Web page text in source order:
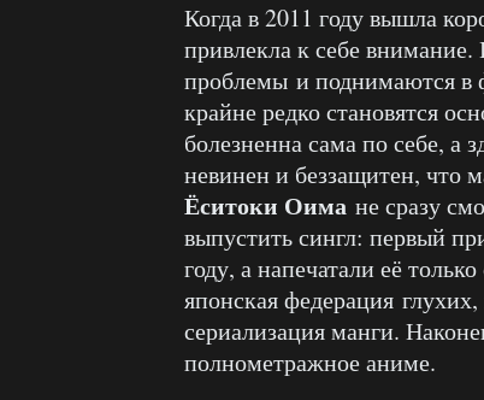
Когда в 2011 году вышла
привлекла к себе
проблемы и поднимаются в
крайне редко становятся
болезненна сама по себе, а
невинен и беззащитен, что
Ёситоки Оима не сразу
выпустить сингл: первый
году, а напечатали её
японская федерация
сериализация манги.
полнометражное аниме.